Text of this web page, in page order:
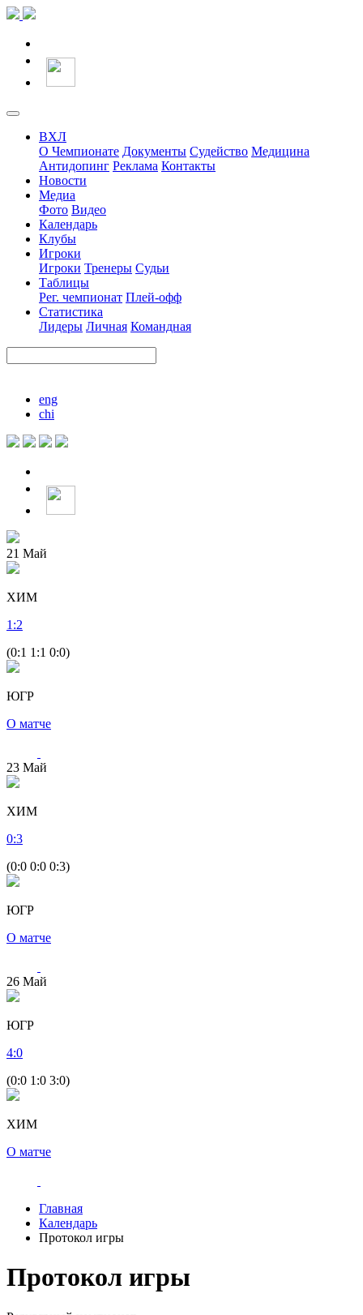
ВХЛ
О Чемпионате Документы Судейство Медицина
Антидопинг Реклама Контакты
Новости
Медиа
Фото Видео
Календарь
Клубы
Игроки
Игроки Тренеры Судьи
Таблицы
Рег. чемпионат Плей-офф
Статистика
Лидеры Личная Командная
eng
chi
21 Май
ХИМ
1 :2
(0:1 1:1 0:0)
ЮГР
О матче
23 Май
ХИМ
0:3
(0:0 0:0 0:3)
ЮГР
О матче
26 Май
ЮГР
4:0
(0:0 1:0 3:0)
ХИМ
О матче
Главная
Календарь
Протокол игры
Протокол игры